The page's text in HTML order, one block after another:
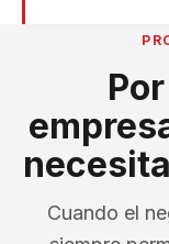
Cuando el